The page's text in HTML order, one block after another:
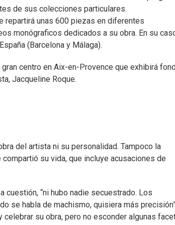
de sus colecciones particulares.
repartirá unas 600 piezas en diferentes
monógraficos dedicados a su obra. En su
(Barcelona y Málaga).
centro en Aix-en-Provence que exhibirá
Jacqueline Roque.
del artista ni su personalidad. Tampoco la
su vida, que incluye acusaciones de
cuestión, “ni hubo nadie secuestrado. Los
se habla de machismo, quisiera más
su obra, pero no esconder algunas